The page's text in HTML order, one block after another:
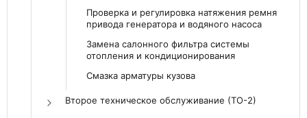
Проверка и регулировка натяжения ремня
привода генератора и водяного насоса
Замена салонного фильтра системы
отопления и кондиционирования
Смазка арматуры кузова
Второе техническое обслуживание (ТО-2)